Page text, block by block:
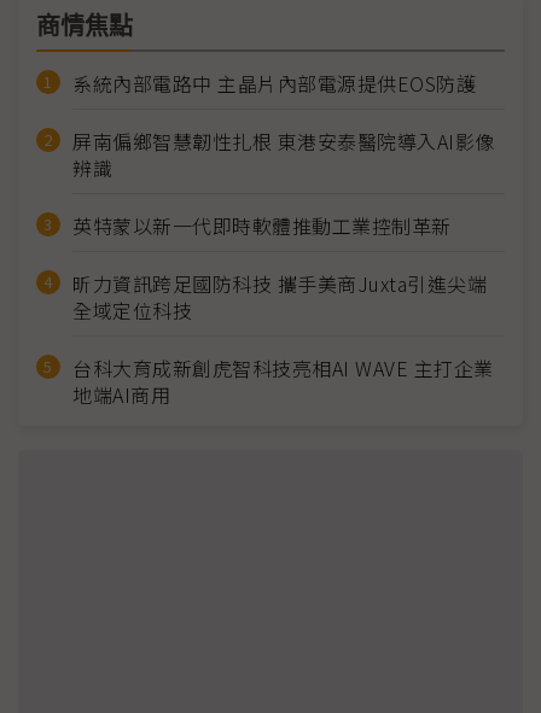
商情焦點
系統內部電路中 主晶片內部電源提供EOS防護
屏南偏鄉智慧韌性扎根 東港安泰醫院導入AI影像
辨識
英特蒙以新一代即時軟體推動工業控制革新
昕力資訊跨足國防科技 攜手美商Juxta引進尖端
全域定位科技
台科大育成新創虎智科技亮相AI WAVE 主打企業
地端AI商用